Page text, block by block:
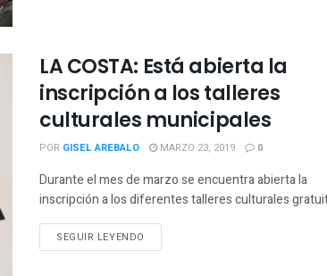
LA COSTA: Está abierta la
inscripción a los talleres
culturales municipales
POR GISEL AREBALO MARZO 23, 2019 0
Durante el mes de marzo se encuentra abierta la
inscripción a los diferentes talleres culturales
SEGUIR LEYENDO